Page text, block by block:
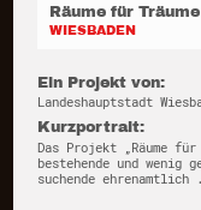
Räume für Träume
WIESBADEN
Ein Projekt von:
Landeshauptstadt
Kurzportrait:
Das Projekt „Räume für
bestehende und wenig
suchende ehrenamtlich